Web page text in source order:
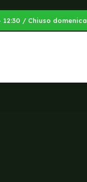
12:30 / Chiuso domenica